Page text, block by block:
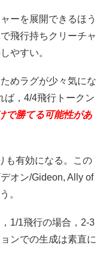
ーを展開できるほう
飛行持ちクリーチャ
やすい。
めラグが少々気にな
ば，4/4飛行トークン
で勝てる可能性があ
も有効になる。この
オン/Gideon, Ally of
。
1/1飛行の場合，2-3
ンでの生成は素直に